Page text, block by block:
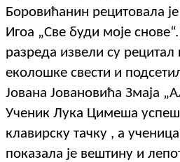
Боровићанин рецитовала
Игоа „Све буди моје
разреда извели су
еколошке свести и
Јована Јовановића Змаја
Ученик Лука Цимеша
клавирску тачку , а
показала је вештину и